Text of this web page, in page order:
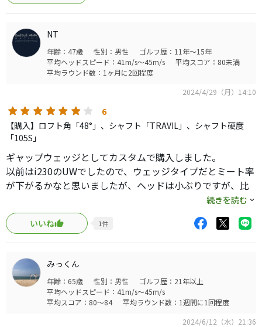
NT
年齢：47歳 性別：男性
ゴルフ歴：11年～15年
平均ヘッドスピード：41m/s～45m/s
平均スコア：80未満
平均ラウンド数：1ヶ月に2回程度
2024/4/29（月）14:10
6
【購入】ロフト角「48°」、シャフト「TRAVIL」、シャフト硬度
「105S」
ギャップウェッジとしてカスタムで購入しました。
以前はi230のUWでしたので、ウェッジタイプだとミート率
が下がるかなと思いましたが、ヘッドは小ぶりですが、比
TRAVIL105Sシャフトはアイアンと合わせていますが、フ
ル〜ハーフショットまでは違和感なく打てます。30y以下は
スチールより硬く感じます。ヘッドが重くなる分、硬度上
「X」にするか迷いましたが、シャフトの短さとウェッジ番
手で思ったよりしっかりとしてちょうどよかったと思いま
す。
TRAVILのウェッジセッティングの参考になればと思いま
続きを読む
いいね
1件
みっくん
年齢：65歳 性別：男性
ゴルフ歴：21年以上
平均ヘッドスピード：41m/s～45m/s
平均スコア：80～84
平均ラウンド数：1週間に1回程度
2024/6/12（水）21:36